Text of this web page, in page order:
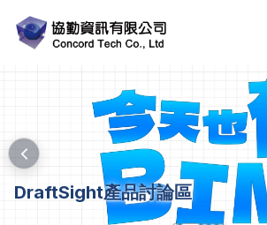
DraftSight產品討論區